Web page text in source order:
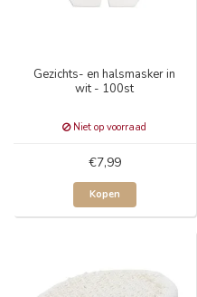
Gezichts- en halsmasker in
wit - 100st
Niet op voorraad
€7,99
Kopen